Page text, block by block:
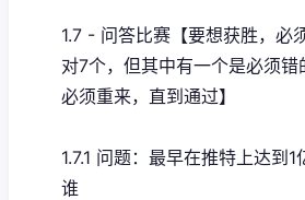
1.7 - 问答比赛【要想获胜，必
对7个，但其中有一个是必须
必须重来，直到通过】
1.7.1 问题：最早在推特上达到
谁